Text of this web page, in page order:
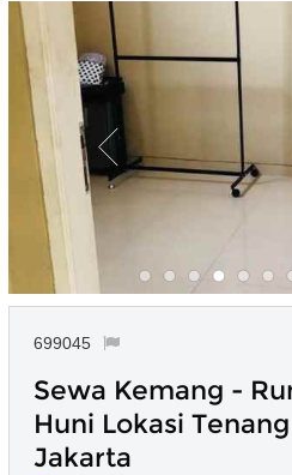
699045
Sewa Kemang -
Huni Lokasi
Jakarta